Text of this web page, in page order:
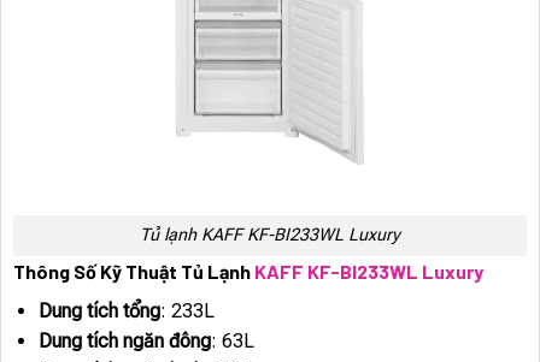
Tủ lạnh KAFF KF-BI233WL Luxury
Thông Số Kỹ Thuật Tủ Lạnh KAFF KF-BI233WL Luxury
Dung tích tổng: 233L
Dung tích ngăn đông: 63L